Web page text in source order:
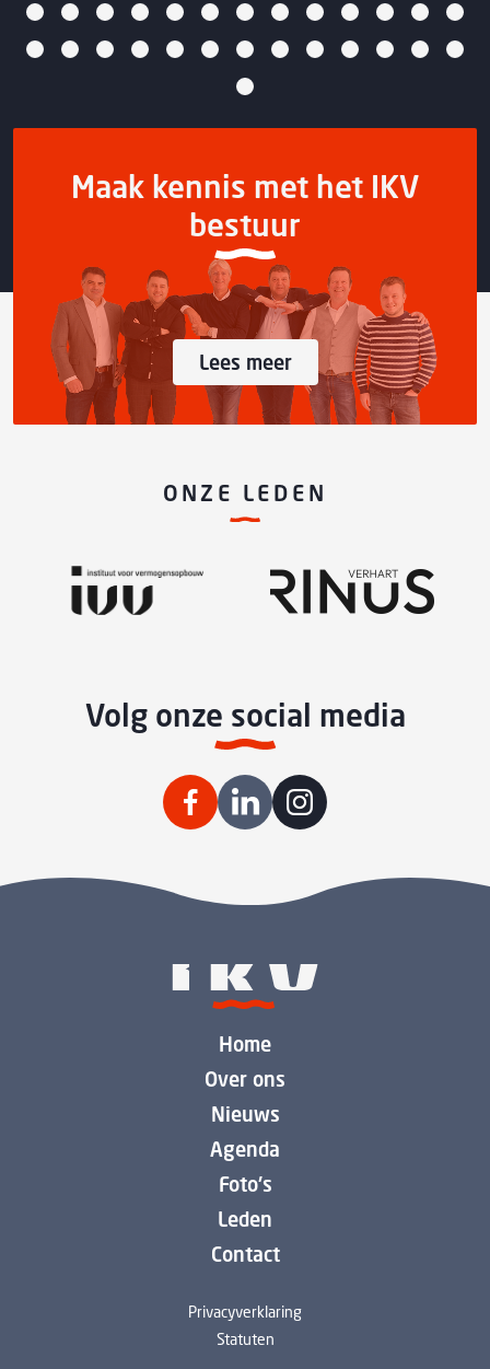
Maak kennis met het IKV
bestuur
Lees meer
ONZE LEDEN
Volg onze social media
Home
Over ons
Nieuws
Agenda
Foto's
Leden
Contact
Privacyverklaring
Statuten